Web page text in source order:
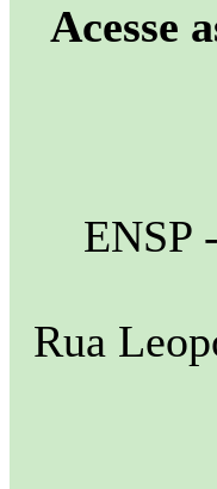
Acesse
ENSP
Rua